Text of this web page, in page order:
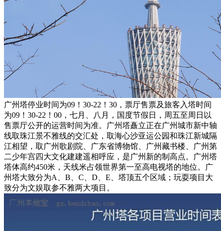
广州塔停业时间为09！30-22！30，票厅售票及旅客入塔时间
为09！30-22！00，七月、八月，国度节假日，周五至周日以
售票厅公开的运营时间为准。广州塔矗立正在广州城市新中轴
线取珠江景不雅线的交汇处，取海心沙亚运公园和珠江新城隔
江相望，取广州歌剧院、广东省博物馆、广州藏书楼、广州第
二少年宫四大文化建建遥相呼应，是广州新的制高点。广州塔
塔体高约450米，天线米占领世界第一至高电视塔的地位。广
州塔大致分为A、B、C、D、E、塔顶五个区域；玩耍项目大
致分为文娱取参不雅两大项目。